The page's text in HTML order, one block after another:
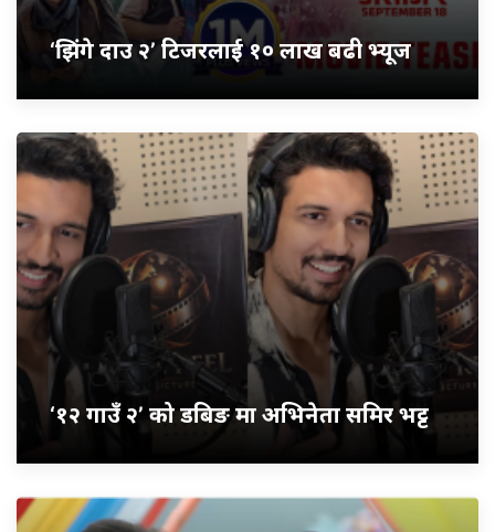
‘झिंगे दाउ २’ टिजरलाई १० लाख बढी भ्यूज
‘१२ गाउँ २’ को डबिङ मा अभिनेता समिर भट्ट